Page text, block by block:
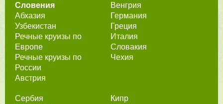
Словения
Абхазия
Узбекистан
Речные круизы по
Европе
Речные круизы по
России
Австрия
Венгрия
Германия
Греция
Италия
Словакия
Чехия
Сербия
Кипр